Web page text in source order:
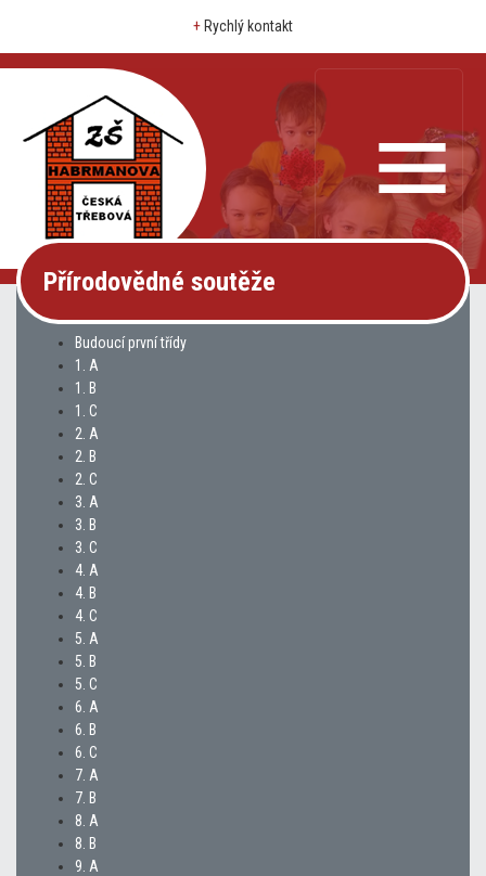
+ Rychlý kontakt
Přírodovědné soutěže
Budoucí první třídy
1. A
1. B
1. C
2. A
2. B
2. C
3. A
3. B
3. C
4. A
4. B
4. C
5. A
5. B
5. C
6. A
6. B
6. C
7. A
7. B
8. A
8. B
9. A